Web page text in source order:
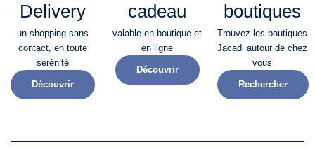
Delivery
un shopping sans
contact, en toute
sérénité​
Découvrir
cadeau
valable en boutique et
en ligne
Découvrir
boutiques
Trouvez les boutiques
Jacadi autour de chez
vous
Rechercher